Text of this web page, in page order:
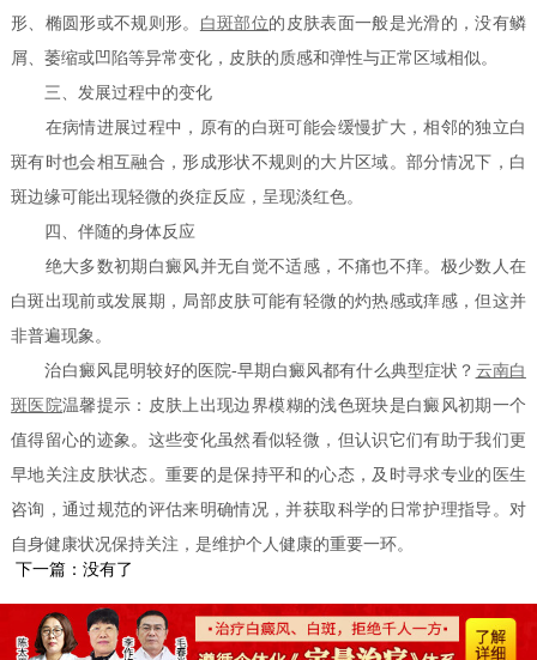
形、椭圆形或不规则形。 白斑部位的皮肤表面一般是光滑的，没有鳞
屑、萎缩或凹陷等异常变化，皮肤的质感和弹性与正常区域相似。
三、发展过程中的变化
在病情进展过程中，原有的白斑可能会缓慢扩大，相邻的独立白
斑有时也会相互融合，形成形状不规则的大片区域。部分情况下，白
斑边缘可能出现轻微的炎症反应，呈现淡红色。
四、伴随的身体反应
绝大多数初期白癜风并无自觉不适感，不痛也不痒。极少数人在
白斑出现前或发展期，局部皮肤可能有轻微的灼热感或痒感，但这并
非普遍现象。
治白癜风昆明较好的医院-早期白癜风都有什么典型症状？ 云南白
斑医院温馨提示：皮肤上出现边界模糊的浅色斑块是白癜风初期一个
值得留心的迹象。这些变化虽然看似轻微，但认识它们有助于我们更
早地关注皮肤状态。重要的是保持平和的心态，及时寻求专业的医生
咨询，通过规范的评估来明确情况，并获取科学的日常护理指导。对
自身健康状况保持关注，是维护个人健康的重要一环。
下一篇：没有了